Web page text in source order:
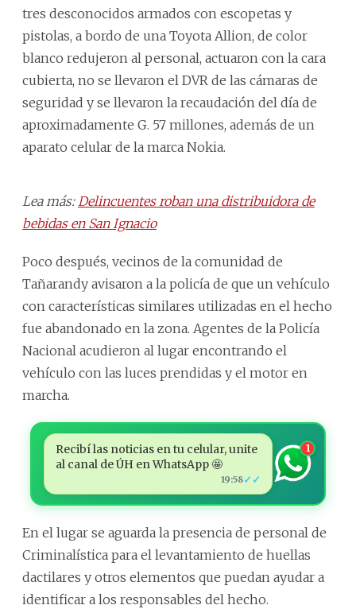
tres desconocidos armados con escopetas y
pistolas, a bordo de una Toyota Allion, de color
blanco redujeron al personal, actuaron con la cara
cubierta, no se llevaron el DVR de las cámaras de
seguridad y se llevaron la recaudación del día de
aproximadamente G. 57 millones, además de un
aparato celular de la marca Nokia.
Lea más: Delincuentes roban una distribuidora de
bebidas en San Ignacio
Poco después, vecinos de la comunidad de
Tañarandy avisaron a la policía de que un vehículo
con características similares utilizadas en el hecho
fue abandonado en la zona. Agentes de la Policía
Nacional acudieron al lugar encontrando el
vehículo con las luces prendidas y el motor en
marcha.
Recibí las noticias en tu celular, unite
al canal de ÚH en WhatsApp 🤩
19:58✓✓
1
En el lugar se aguarda la presencia de personal de
Criminalística para el levantamiento de huellas
dactilares y otros elementos que puedan ayudar a
identificar a los responsables del hecho.